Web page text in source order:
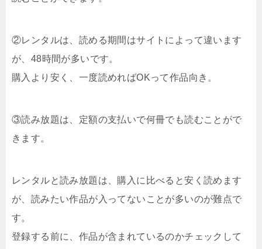
②レンタルは、読める期間はサイトによって違います
が、48時間が多いです。
購入より安く、一度読めればOKって作品向き。
③読み放題は、定額の支払いで何冊でも読むことがで
きます。
レンタルと読み放題は、購入に比べると安く読めます
が、読みたい作品が入ってないことが多いのが難点で
す。
登録する前に、作品が含まれているのかチェックして